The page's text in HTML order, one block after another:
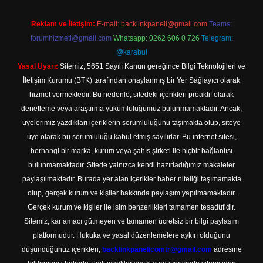
Reklam ve İletişim: E-mail: backlinkpaneli@gmail.com Teams:
forumhizmeti@gmail.com Whatsapp: 0262 606 0 726 Telegram:
@karabul
Yasal Uyarı: Sitemiz, 5651 Sayılı Kanun gereğince Bilgi Teknolojileri ve
İletişim Kurumu (BTK) tarafından onaylanmış bir Yer Sağlayıcı olarak
hizmet vermektedir. Bu nedenle, sitedeki içerikleri proaktif olarak
denetleme veya araştırma yükümlülüğümüz bulunmamaktadır. Ancak,
üyelerimiz yazdıkları içeriklerin sorumluluğunu taşımakta olup, siteye
üye olarak bu sorumluluğu kabul etmiş sayılırlar. Bu internet sitesi,
herhangi bir marka, kurum veya şahıs şirketi ile hiçbir bağlantısı
bulunmamaktadır. Sitede yalnızca kendi hazırladığımız makaleler
paylaşılmaktadır. Burada yer alan içerikler haber niteliği taşımamakta
olup, gerçek kurum ve kişiler hakkında paylaşım yapılmamaktadır.
Gerçek kurum ve kişiler ile isim benzerlikleri tamamen tesadüfidir.
Sitemiz, kar amacı gütmeyen ve tamamen ücretsiz bir bilgi paylaşım
platformudur. Hukuka ve yasal düzenlemelere aykırı olduğunu
düşündüğünüz içerikleri, backlinkpanelicomtr@gmail.com adresine